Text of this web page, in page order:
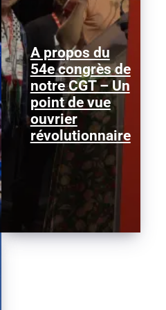
A propos du
54e congrès de
notre CGT – Un
point de vue
ouvrier
révolutionnaire
Nous publions ci-
dessous ce texte afin
d’alimenter le débat au
sein de la CGT, dans la
perspective...